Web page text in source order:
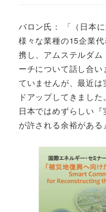
バロン氏： 「（日本
様々な業種の15企業
携し、アムステルダ
ーチについて話し合
ていませんが、最近
ドアップしてきました
日本ではめずらしい『
が許される余裕がある